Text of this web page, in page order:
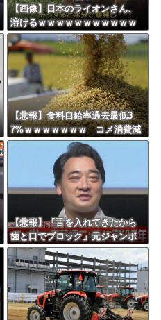
【画像】日本のライオンさん、
溶けるｗｗｗｗｗｗｗｗｗｗｗ
ｗｗｗ
【悲報】食料自給率過去最低3
7%ｗｗｗｗｗｗｗ コメ消費減
響く・・・
【悲報】「舌を入れてきたから
歯と口でブロック」元ジャンポ
ケ斉藤の不同意性交公判